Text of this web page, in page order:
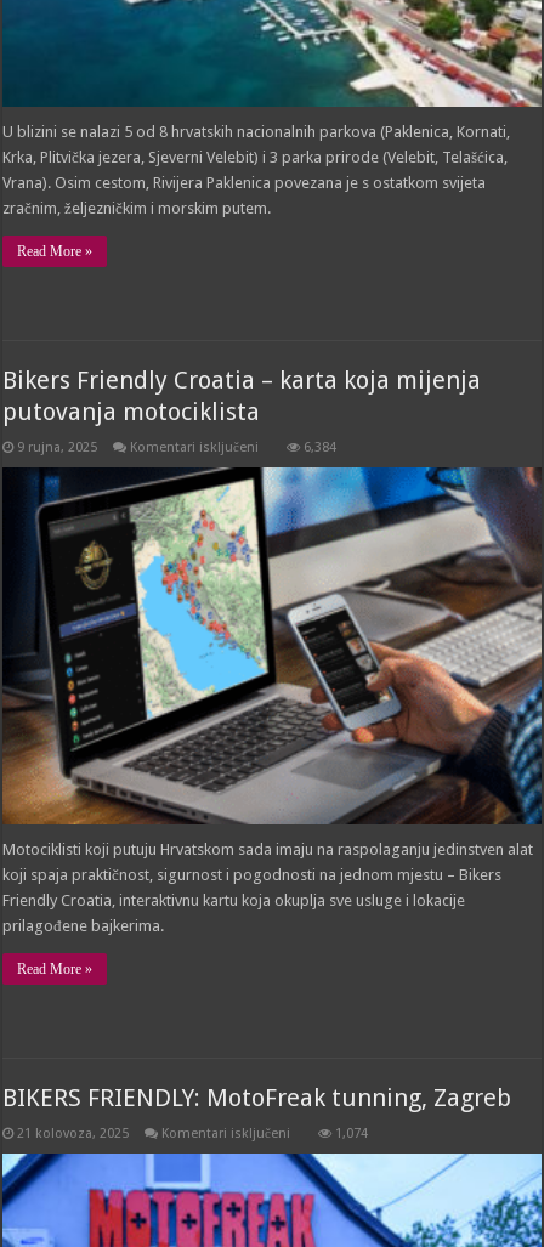
U blizini se nalazi 5 od 8 hrvatskih nacionalnih parkova (Paklenica, Kornati,
Krka, Plitvička jezera, Sjeverni Velebit) i 3 parka prirode (Velebit, Telašćica,
Vrana). Osim cestom, Rivijera Paklenica povezana je s ostatkom svijeta
zračnim, željezničkim i morskim putem.
Read More »
Bikers Friendly Croatia – karta koja mijenja
putovanja motociklista
9 rujna, 2025 Komentari isključeni
Friendly
Croatia
–
karta
koja
mijenja
putovanja
motociklista
6,384
Motociklisti koji putuju Hrvatskom sada imaju na raspolaganju jedinstven alat
koji spaja praktičnost, sigurnost i pogodnosti na jednom mjestu – Bikers
Friendly Croatia, interaktivnu kartu koja okuplja sve usluge i lokacije
prilagođene bajkerima.
Read More »
BIKERS FRIENDLY: MotoFreak tunning, Zagreb
21 kolovoza, 2025 Komentari isključeni
FRIENDLY:
MotoFreak
tunning,
Zagreb
1,074